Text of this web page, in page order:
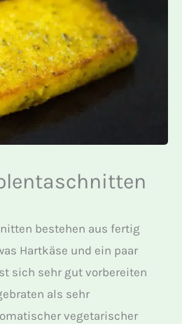
bestehen aus fertig
Hartkäse und ein paar
sich sehr gut vorbereiten
als sehr
vegetarischer